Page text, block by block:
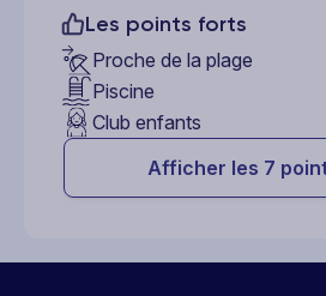
Les points forts
Proche de la plage
Piscine
Club enfants
Afficher les 7